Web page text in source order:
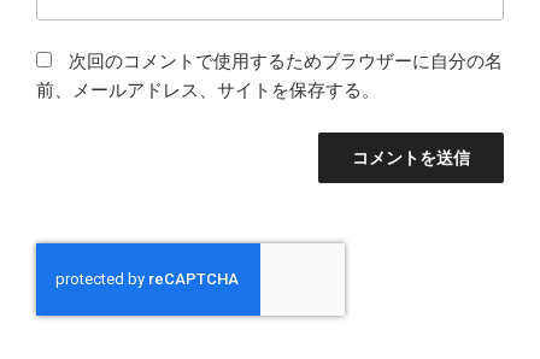
次回のコメントで使用するためブラウザーに自分の名
前、メールアドレス、サイトを保存する。